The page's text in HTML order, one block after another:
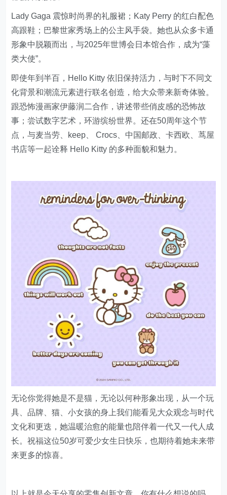
Lady Gaga 震惊时尚界的礼服裙；Katy Perry 的红白配色
高跟鞋；巴黎世家秀场上的公主风手袋。她也从众多卡通
形象中脱颖而出，与2025年世博会日本馆合作，成为“藻
类大使”。
即使年到半百，Hello Kitty 依旧保持活力，与时下不同文
化背景和潮流元素进行联名创造，给大众带来新奇体验。
跟恐怖漫画家伊藤润二合作，讲述带些俏皮感的恐怖故
事；尝试数字艺术，环游缤纷世界。还在50周年这个节
点，与麦当劳、keep、 Crocs、中国邮政、卡西欧、茑屋
书店等一起诠释 Hello Kitty 的多种面貌和魅力。
无论你觉得她是不是猫，无论以何种形象出现，从一个玩
具、品牌、猫、小女孩的身上我们能看见大众观念与时代
文化和更迭，她温暖治愈的能量也陪伴着一代又一代人成
长。祝福这位50岁可爱少女生日快乐，也期待着她未来带
来更多的惊喜。